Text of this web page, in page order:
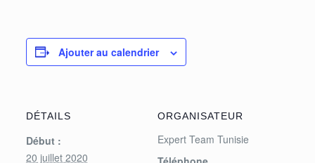
Ajouter au calendrier
DÉTAILS
Début :
20 juillet 2020
ORGANISATEUR
Expert Team Tunisie